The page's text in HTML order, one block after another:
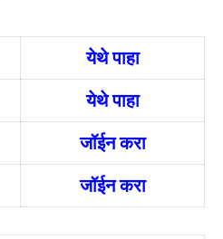
येथे पाहा
येथे पाहा
जॉईन करा
जॉईन करा